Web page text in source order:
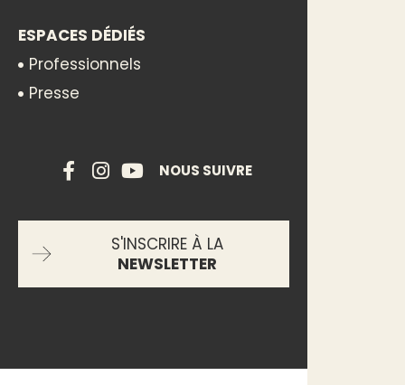
ESPACES DÉDIÉS
Professionnels
Presse
NOUS SUIVRE
S'INSCRIRE À LA
NEWSLETTER